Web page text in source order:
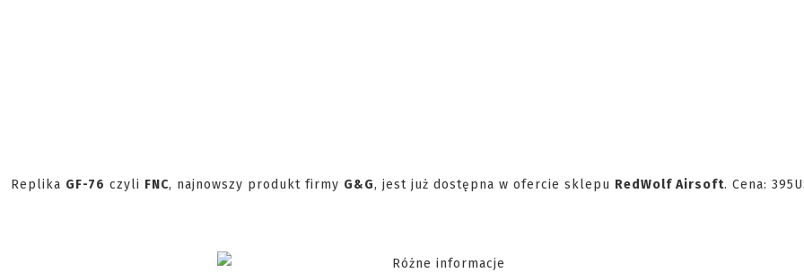
Replika GF-76 czyli FNC, najnowszy produkt firmy G&G, jest już dostępna w ofercie sklepu RedWolf Airsoft. Cena: